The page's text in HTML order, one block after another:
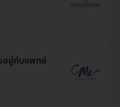
อยู่กับแพทย์